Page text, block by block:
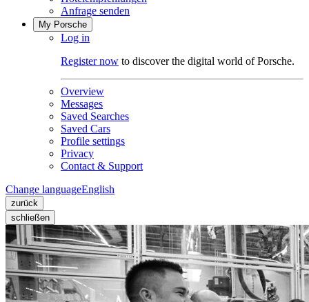
Anfrage senden
My Porsche
Log in
Register now to discover the digital world of Porsche.
Overview
Messages
Saved Searches
Saved Cars
Profile settings
Privacy
Contact & Support
Change languageEnglish
zurück
schließen